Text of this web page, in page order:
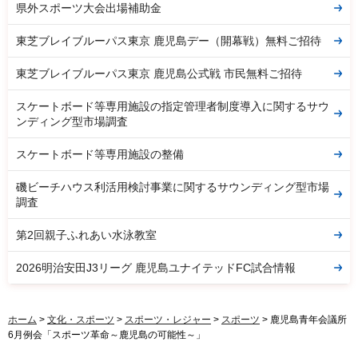
県外スポーツ大会出場補助金
東芝ブレイブルーパス東京 鹿児島デー（開幕戦）無料ご招待
東芝ブレイブルーパス東京 鹿児島公式戦 市民無料ご招待
スケートボード等専用施設の指定管理者制度導入に関するサウ
ンディング型市場調査
スケートボード等専用施設の整備
磯ビーチハウス利活用検討事業に関するサウンディング型市場
調査
第2回親子ふれあい水泳教室
2026明治安田J3リーグ 鹿児島ユナイテッドFC試合情報
ホーム > 文化・スポーツ > スポーツ・レジャー > スポーツ > 鹿児島青年会議所
6月例会「スポーツ革命～鹿児島の可能性～」